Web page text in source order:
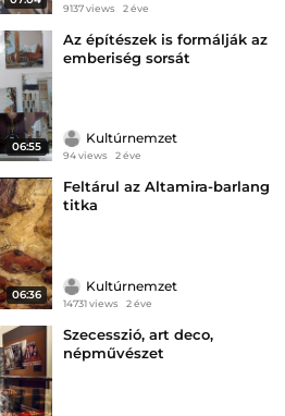
9137 views 2 éve
06:55
Az építészek is formálják az
emberiség sorsát
Kultúrnemzet
94 views 2 éve
06:36
Feltárul az Altamira-barlang
titka
Kultúrnemzet
14731 views 2 éve
Szecesszió, art deco,
népművészet